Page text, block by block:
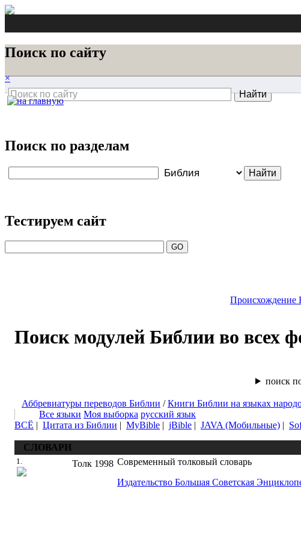
Поиск по сайту
×
Поиск по разделам
Тестируем сайт
Происхождение
Поиск модулей Библии во всех
поиск
Аббревиатуры переводов Библии /Книги Библии на языках
Все языки Моя выборка русский язык
ВСЁ | Цитата из Библии | MyBible | jBible | JAVA (Мобильные) |
СЛОВАРИ
1. Толк 1998 Современный толковый словарь
Издательство Большая Советская